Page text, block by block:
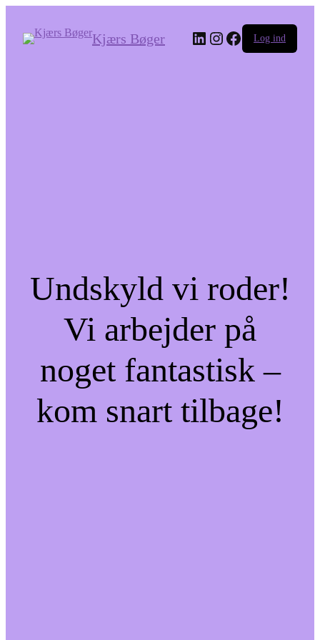
Kjærs Bøger LinkedIn
Instagram
Facebook
Log ind
Undskyld vi roder!
Vi arbejder på
noget fantastisk –
kom snart tilbage!